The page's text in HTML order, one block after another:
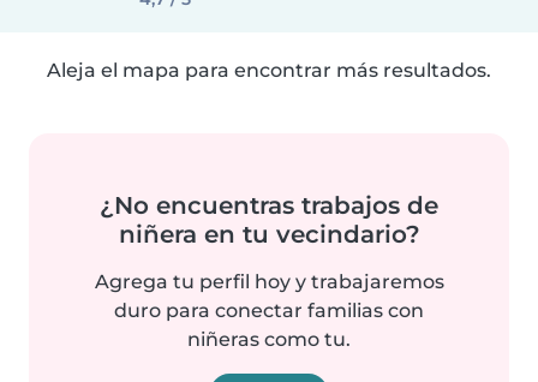
Aleja el mapa para encontrar más resultados.
¿No encuentras trabajos de
niñera en tu vecindario?
Agrega tu perfil hoy y trabajaremos
duro para conectar familias con
niñeras como tu.